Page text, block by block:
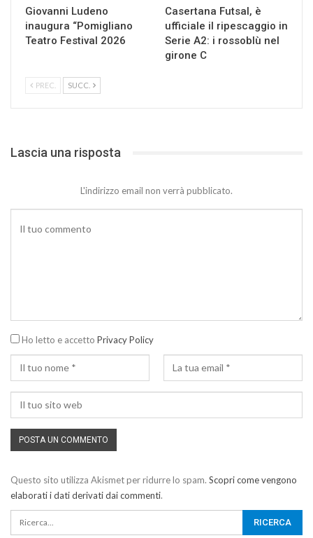
Giovanni Ludeno
inaugura “Pomigliano
Teatro Festival 2026
Casertana Futsal, è
ufficiale il ripescaggio in
Serie A2: i rossoblù nel
girone C
PREC. SUCC.
Lascia una risposta
L'indirizzo email non verrà pubblicato.
Ho letto e accetto Privacy Policy
Questo sito utilizza Akismet per ridurre lo spam. Scopri come vengono
elaborati i dati derivati dai commenti.